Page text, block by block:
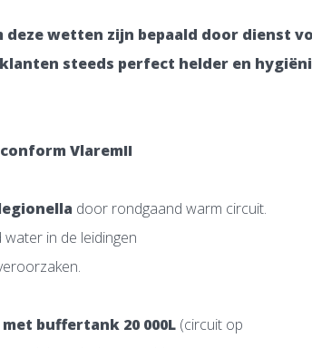
deze wetten zijn bepaald door dienst
steeds perfect helder en
VlaremII
door rondgaand warm circuit.
in de leidingen
buffertank 20 000L (circuit op